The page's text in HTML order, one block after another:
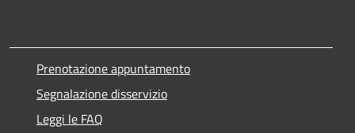
Prenotazione appuntamento
Segnalazione disservizio
Leggi le FAQ